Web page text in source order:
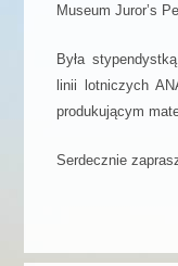
Museum Juror’s
Była
linii lotniczych
produkującym
Serdecznie